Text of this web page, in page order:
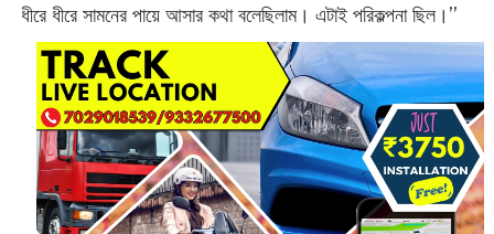
ধীরে ধীরে সামনের পায়ে আসার কথা বলেছিলাম। এটাই পরিকল্পনা ছিল।’’